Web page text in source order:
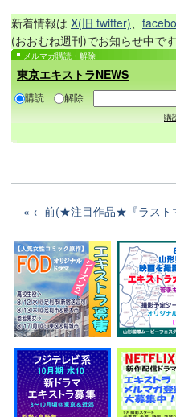
新着情報は X(旧 twitter)
(おおむね週刊)でお知らせ中で
メルマガ購読・解除
東京エキストラNEWS
購読 解除
購
←前(★注目作品★『ラスト